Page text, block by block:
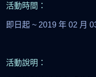
活動時間：
即日起 ~ 2019 年 02 月
活動說明：